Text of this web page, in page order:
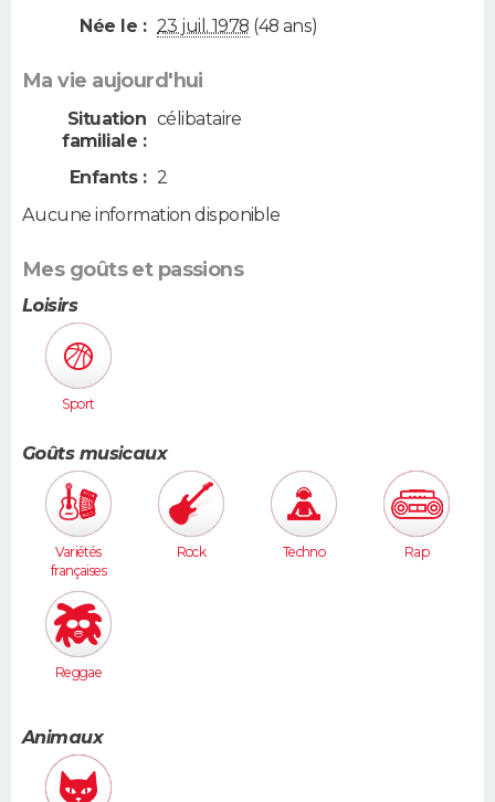
Née le : 23 juil. 1978 (48 ans)
Ma vie aujourd'hui
Situation
familiale :
célibataire
Enfants : 2
Aucune information disponible
Mes goûts et passions
Loisirs
Sport
Goûts musicaux
Variétés
françaises
Rock Techno Rap
Reggae
Animaux